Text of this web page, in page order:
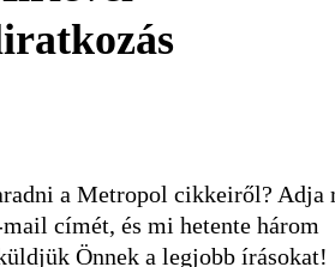
a Metropol cikkeiről? Adja
mail címét, és mi hetente három
Önnek a legjobb írásokat!